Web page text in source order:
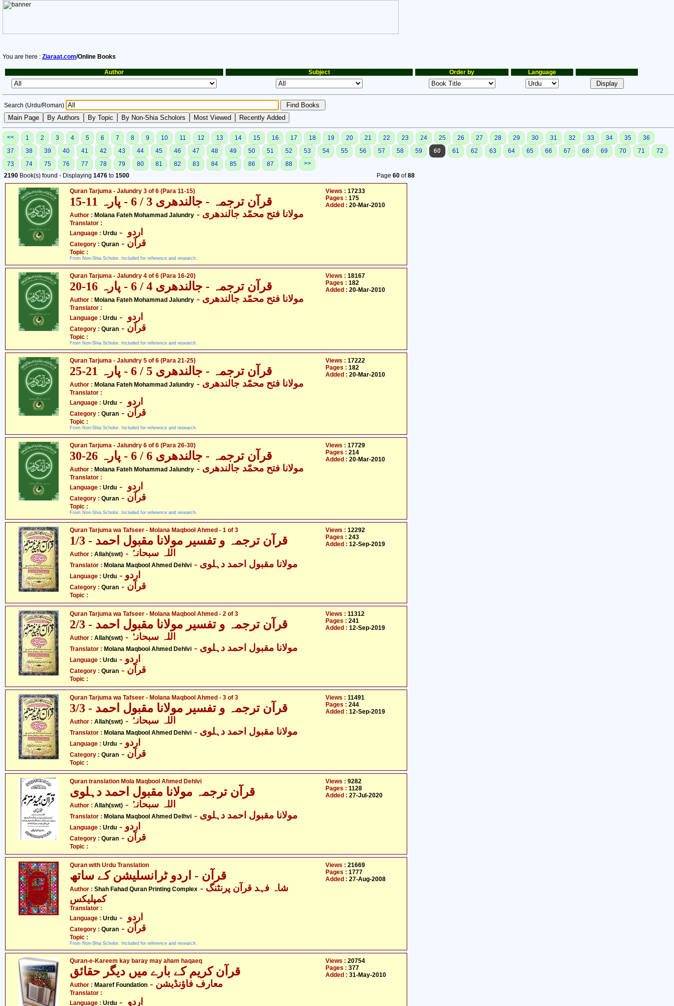
You are here : Ziaraat.com/Online Books
Author Subject Order by Language
Search (Urdu/Roman)
<< 1 2 3 4 5 6 7 8 9 10 11 12 13 14 15 16 17 18 19 20 21 22 23 24 25 26 27 28 29 30 31 32 33 34 35
36
37
38 39 40 41 42 43 44 45 46 47 48 49 50 51 52 53 54 55 56 57 58 59 60 61 62 63 64 65 66 67 68 69 70 71
72
73
74 75 76 77 78 79 80 81 82 83 84 85 86 87 88
>>
2190 Book(s) found - Displaying 1476 to 1500 Page 60of88
Quran Tarjuma - Jalundry 3 of 6 (Para 11-15)
قرآن ترجمہ - جالندھری 3 / 6 - پارہ 11-15
Author : Molana Fateh Mohammad Jalundry - مولانا فتح محمّد جالندھری
Translator :
Language : Urdu
Category : Quran - قرآن
Topic :
From Non-Shia Scholor. Included for reference and research.
Views : 17233
Pages : 175
Added : 20-Mar-2010
Quran Tarjuma - Jalundry 4 of 6 (Para 16-20)
قرآن ترجمہ - جالندھری 4 / 6 - پارہ 16-20
Author : Molana Fateh Mohammad Jalundry - مولانا فتح محمّد جالندھری
Translator :
Language : Urdu
Category : Quran - قرآن
Topic :
From Non-Shia Scholor. Included for reference and research.
Views : 18167
Pages : 182
Added : 20-Mar-2010
Quran Tarjuma - Jalundry 5 of 6 (Para 21-25)
قرآن ترجمہ - جالندھری 5 / 6 - پارہ 21-25
Author : Molana Fateh Mohammad Jalundry - مولانا فتح محمّد جالندھری
Translator :
Language : Urdu
Category : Quran - قرآن
Topic :
From Non-Shia Scholor. Included for reference and research.
Views : 17222
Pages : 182
Added : 20-Mar-2010
Quran Tarjuma - Jalundry 6 of 6 (Para 26-30)
قرآن ترجمہ - جالندھری 6 / 6 - پارہ 26-30
Author : Molana Fateh Mohammad Jalundry - مولانا فتح محمّد جالندھری
Translator :
Language : Urdu
Category : Quran - قرآن
Topic :
From Non-Shia Scholor. Included for reference and research.
Views : 17729
Pages : 214
Added : 20-Mar-2010
Quran Tarjuma wa Tafseer - Molana Maqbool Ahmed - 1 of 3
قرآن ترجمہ و تفسیر مولانا مقبول احمد - 1/3
Author : Allah(swt) - اللہ سبحانہُ
Translator : Molana Maqbool Ahmed Dehlvi - مولانا مقبول احمد دہلوی
Language : Urdu - اردو
Category : Quran - قرآن
Topic :
Views : 12292
Pages : 243
Added : 12-Sep-2019
Quran Tarjuma wa Tafseer - Molana Maqbool Ahmed - 2 of 3
قرآن ترجمہ و تفسیر مولانا مقبول احمد - 2/3
Author : Allah(swt) - اللہ سبحانہُ
Translator : Molana Maqbool Ahmed Dehlvi - مولانا مقبول احمد دہلوی
Language : Urdu - اردو
Category : Quran - قرآن
Topic :
Views : 11312
Pages : 241
Added : 12-Sep-2019
Quran Tarjuma wa Tafseer - Molana Maqbool Ahmed - 3 of 3
قرآن ترجمہ و تفسیر مولانا مقبول احمد - 3/3
Author : Allah(swt) - اللہ سبحانہُ
Translator : Molana Maqbool Ahmed Dehlvi - مولانا مقبول احمد دہلوی
Language : Urdu - اردو
Category : Quran - قرآن
Topic :
Views : 11491
Pages : 244
Added : 12-Sep-2019
Quran translation Mola Maqbool Ahmed Dehlvi
قرآن ترجمہ مولانا مقبول احمد دہلوی
Author : Allah(swt) - اللہ سبحانہُ
Translator : Molana Maqbool Ahmed Delhvi - مولانا مقبول احمد دہلوی
Language : Urdu - اردو
Category : Quran - قرآن
Topic :
Views : 9282
Pages : 1128
Added : 27-Jul-2020
Quran with Urdu Translation
Author : Shah Fahad Quran Printing Complex - شاہ فہد قرآن پرنٹنگ
کمپلیکس
Translator :
Language : Urdu
Category : Quran - قرآن
Topic :
From Non-Shia Scholor. Included for reference and research.
Views : 21669
Pages : 1777
Added : 27-Aug-2008
Quran-e-Kareem kay baray may aham haqaeq
Author : Maaref Foundation - معارف فاؤنڈیشن
Translator :
Language : Urdu
Views : 20754
Pages : 377
Added : 31-May-2010